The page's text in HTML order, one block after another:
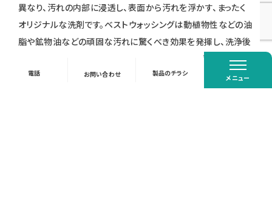
異なり、汚れの内部に浸透し、表面から汚れを浮かす、まったく
オリジナルな洗剤です。ベストウォッシングは動植物性などの油
脂や鉱物油などの頑固な汚れに驚くべき効果を発揮し、洗浄後
は汚れ難く、なんと防錆効果もあるのです。まさに夢の洗剤、そ
れがベストウォッシングです。
※ベストウォッシングには塩素や酸などは一切配合されていま
電話 お問い合わせ 製品のチラシ
メニュー
閉じる